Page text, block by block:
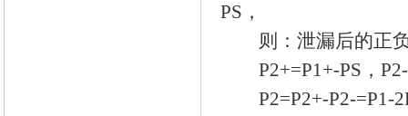
PS，
则：泄漏后的正负
P2+=P1+-PS，P2-
P2=P2+-P2-=P1-